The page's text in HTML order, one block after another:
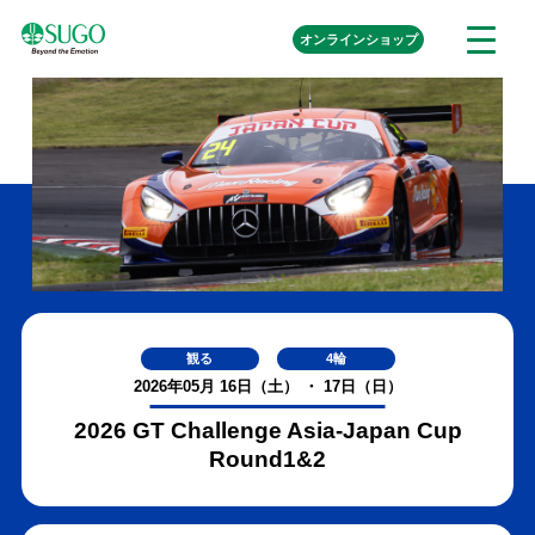
メ
ュ
ー
を
開
オンラインショップ外
部
ク
観る 4輪
2026年05月 16日（土） ・ 17日（日）
2026 GT Challenge Asia-Japan Cup
Round1&2